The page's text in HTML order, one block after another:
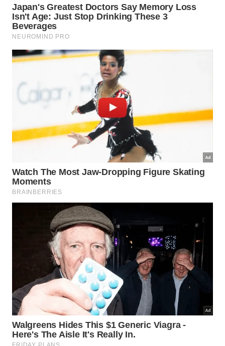
Quem sonha em morar na cidade escolhida pela
maior estrela do cinema mundial daquele período,
tem como opção de negócio investir naAtitude, rede
que vende óculos e já tem 40 lojas espalhadas pelo
país. A franquia incluiu Búzios na lista de expansão.
O valor de investimento parte de R$120 mil
(produtos, estrutura do quiosque, taxa de franquia e
capital de giro) com tempo médio de retorno
previsto para até 18 meses.